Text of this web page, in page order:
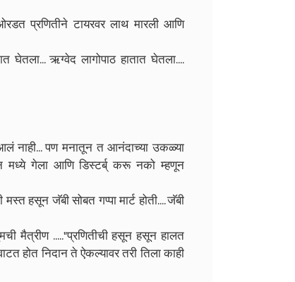
प्रणितीने टायरवर लाथ मारली आणि
घेतला... ऋग्वेद लागोपाठ हातात घेतला....
आलं नाही... पण मनातून त आनंदाच्या उकळ्या
मध्ये गेला आणि डिस्टर्ब् करू नको म्हणून
हसून जॅबी सोबत गप्पा मार्ट होती.... जॅबी
मैत्रीण ....."प्रणितीची हसून हसून हालत
होत निदान ते ऐकल्यावर तरी तिला काही